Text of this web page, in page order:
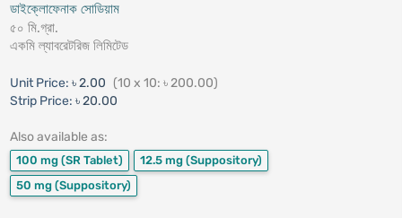
ডাইক্লোফেনাক সোডিয়াম
৫০ মি.গ্রা.
একমি ল্যাবরেটরিজ লিমিটেড
Unit Price: ৳ 2.00 (10 x 10: ৳ 200.00)
Strip Price: ৳ 20.00
Also available as:
100 mg (SR Tablet) 12.5 mg (Suppository)
50 mg (Suppository)